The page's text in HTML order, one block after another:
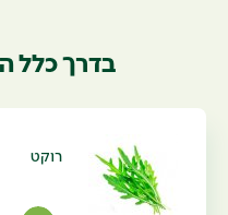
בדרך כלל
רוקט